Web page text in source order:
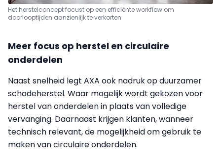
Het herstelconcept focust op een efficiënte workflow om
doorlooptijden aanzienlijk te verkorten
Meer focus op herstel en circulaire
onderdelen
Naast snelheid legt AXA ook nadruk op duurzamer
schadeherstel. Waar mogelijk wordt gekozen voor
herstel van onderdelen in plaats van volledige
vervanging. Daarnaast krijgen klanten, wanneer
technisch relevant, de mogelijkheid om gebruik te
maken van circulaire onderdelen.